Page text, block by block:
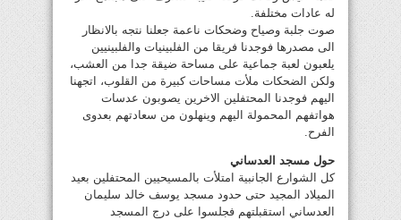
له عادات مختلفة.
صوت جلبة وصياح وضحكات ناعمة جعلنا نتجه بالانظار
الى مصدرها فوجدنا فريقا من الفلبينيات والفلبينيين
يلعبون لعبة جماعية على مساحة ضيقة جدا من العشب،
ولكن الضحكات ملأت مساحات كبيرة من القلوب، اتجهنا
اليهم فوجدنا المحتفلين الاخرين يصوبون عدسات
هواتفهم المحمولة اليهم وينهلون من سعادتهم بعدوى
الفرح.
حول مسجد العدساني
كل الشوارع الجانبية امتلأت بالمسيحيين المحتفلين بعيد
الميلاد المجيد حتى حدود مسجد يوسف خالد سليمان
العدساني استقبلتهم فجلسوا على درج المسجد